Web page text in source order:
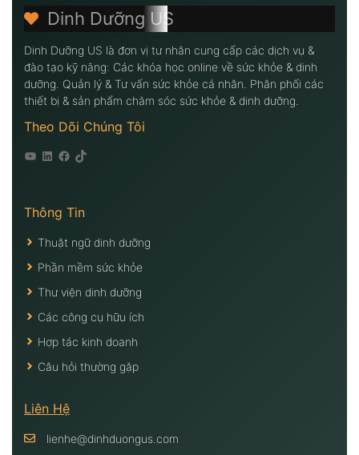
Dinh Dưỡng US
Dinh Dưỡng US là đơn vị tư nhân cung cấp các dịch vụ &
đào tạo kỹ năng: Các khóa học online về sức khỏe & dinh
dưỡng. Quản lý & Tư vấn sức khỏe cá nhân. Phân phối các
thiết bị & sản phẩm chăm sóc sức khỏe & dinh dưỡng.
Theo Dõi Chúng Tôi
Youtube
Linkedin
Facebook
Tiktok
Thông Tin
Thuật ngữ dinh dưỡng
Phần mềm sức khỏe
Thư viện dinh dưỡng
Các công cụ hữu ích
Hợp tác kinh doanh
Câu hỏi thường gặp
Liên Hệ
lienhe@dinhduongus.com